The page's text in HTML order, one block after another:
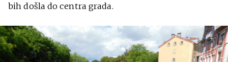
bih došla do centra grada.